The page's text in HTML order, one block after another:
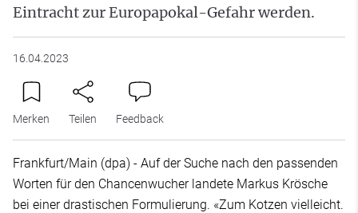
Eintracht zur Europapokal-Gefahr werden.
16.04.2023
Merken Teilen Feedback
Frankfurt/Main (dpa) - Auf der Suche nach den passenden
Worten für den Chancenwucher landete Markus Krösche
bei einer drastischen Formulierung. «Zum Kotzen vielleicht.